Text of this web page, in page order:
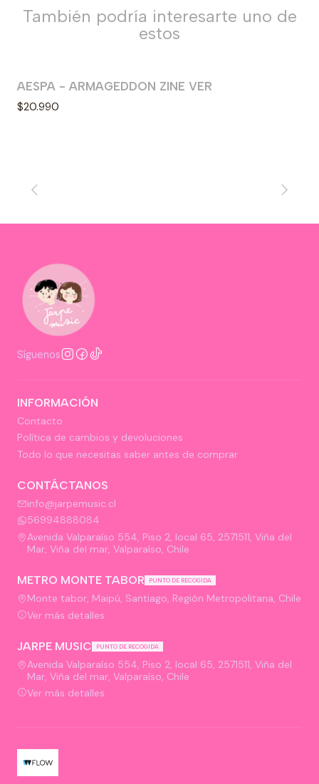
También podría interesarte uno de
estos
Agotado
AESPA - ARMAGEDDON ZINE VER
$20.990
Síguenos
INFORMACIÓN
Contacto
Política de cambios y devoluciones
Todo lo que necesitas saber antes de comprar
CONTÁCTANOS
info@jarpemusic.cl
56994888084
Avenida Valparaíso 554, Piso 2, local 65, 2571511, Viña del
Mar, Viña del mar, Valparaíso, Chile
METRO MONTE TABOR PUNTO DE RECOGIDA
Monte tabor, Maipú, Santiago, Región Metropolitana, Chile
Ver más detalles
JARPE MUSIC PUNTO DE RECOGIDA
Avenida Valparaíso 554, Piso 2, local 65, 2571511, Viña del
Mar, Viña del mar, Valparaíso, Chile
Ver más detalles